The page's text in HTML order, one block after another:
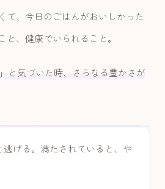
て、今日のごはんがおいしかった
と、健康でいられること。
と気づいた時、さらなる豊かさが
逃げる。満たされていると、や